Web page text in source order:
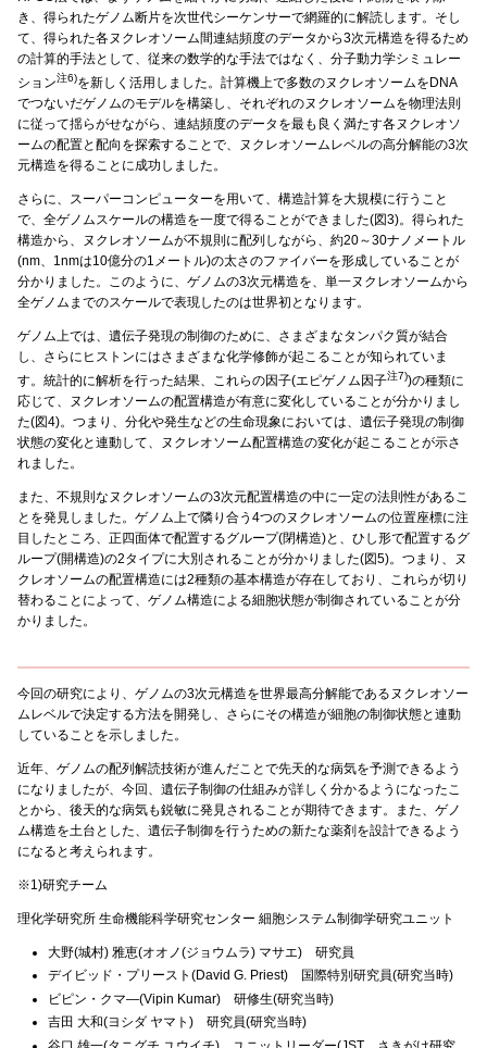
き、得られたゲノム断片を次世代シーケンサーで網羅的に解読します。そし
て、得られた各ヌクレオソーム間連結頻度のデータから3次元構造を得るため
の計算的手法として、従来の数学的な手法ではなく、分子動力学シミュレー
ション注6)を新しく活用しました。計算機上で多数のヌクレオソームをDNA
でつないだゲノムのモデルを構築し、それぞれのヌクレオソームを物理法則
に従って揺らがせながら、連結頻度のデータを最も良く満たす各ヌクレオソ
ームの配置と配向を探索することで、ヌクレオソームレベルの高分解能の3次
元構造を得ることに成功しました。
さらに、スーパーコンピューターを用いて、構造計算を大規模に行うこと
で、全ゲノムスケールの構造を一度で得ることができました(図3)。得られた
構造から、ヌクレオソームが不規則に配列しながら、約20～30ナノメートル
(nm、1nmは10億分の1メートル)の太さのファイバーを形成していることが
分かりました。このように、ゲノムの3次元構造を、単一ヌクレオソームから
全ゲノムまでのスケールで表現したのは世界初となります。
ゲノム上では、遺伝子発現の制御のために、さまざまなタンパク質が結合
し、さらにヒストンにはさまざまな化学修飾が起こることが知られていま
す。統計的に解析を行った結果、これらの因子(エピゲノム因子注7))の種類に
応じて、ヌクレオソームの配置構造が有意に変化していることが分かりまし
た(図4)。つまり、分化や発生などの生命現象においては、遺伝子発現の制御
状態の変化と連動して、ヌクレオソーム配置構造の変化が起こることが示さ
れました。
また、不規則なヌクレオソームの3次元配置構造の中に一定の法則性があるこ
とを発見しました。ゲノム上で隣り合う4つのヌクレオソームの位置座標に注
目したところ、正四面体で配置するグループ(閉構造)と、ひし形で配置するグ
ループ(開構造)の2タイプに大別されることが分かりました(図5)。つまり、ヌ
クレオソームの配置構造には2種類の基本構造が存在しており、これらが切り
替わることによって、ゲノム構造による細胞状態が制御されていることが分
かりました。
今回の研究により、ゲノムの3次元構造を世界最高分解能であるヌクレオソー
ムレベルで決定する方法を開発し、さらにその構造が細胞の制御状態と連動
していることを示しました。
近年、ゲノムの配列解読技術が進んだことで先天的な病気を予測できるよう
になりましたが、今回、遺伝子制御の仕組みが詳しく分かるようになったこ
とから、後天的な病気も鋭敏に発見されることが期待できます。また、ゲノ
ム構造を土台とした、遺伝子制御を行うための新たな薬剤を設計できるよう
になると考えられます。
※1)研究チーム
理化学研究所 生命機能科学研究センター 細胞システム制御学研究ユニット
大野(城村) 雅恵(オオノ(ジョウムラ) マサエ) 研究員
デイビッド・プリースト(David G. Priest) 国際特別研究員(研究当時)
ビピン・クマ―(Vipin Kumar) 研修生(研究当時)
吉田 大和(ヨシダ ヤマト) 研究員(研究当時)